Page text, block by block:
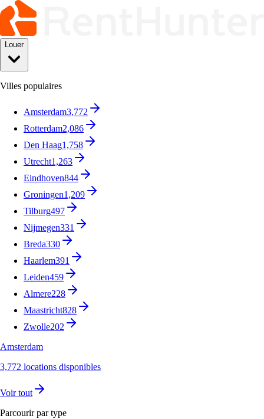
Louer
Villes populaires
Amsterdam3,772
Rotterdam2,086
Den Haag1,758
Utrecht1,263
Eindhoven844
Groningen1,209
Tilburg497
Nijmegen331
Breda330
Haarlem391
Leiden459
Almere228
Maastricht828
Zwolle202
Amsterdam
3,772 locations disponibles
Voir tout
Parcourir par type